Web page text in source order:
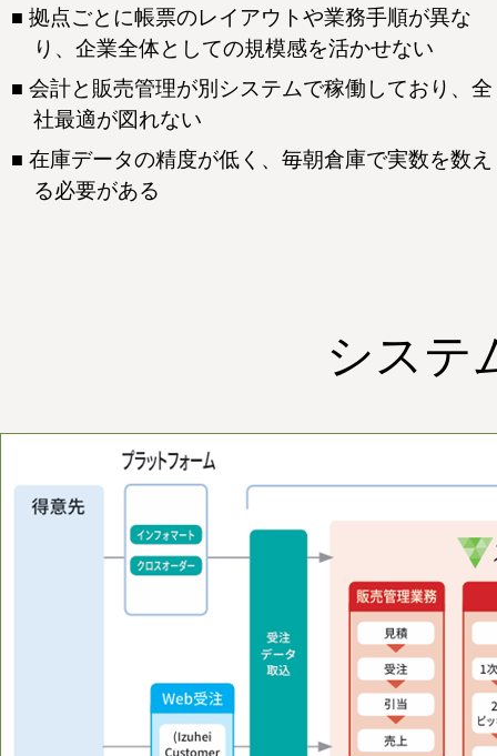
拠点ごとに帳票のレイアウトや業務手順が異な
り、企業全体としての規模感を活かせない
会計と販売管理が別システムで稼働しており、全
社最適が図れない
在庫データの精度が低く、毎朝倉庫で実数を数え
る必要がある
システ